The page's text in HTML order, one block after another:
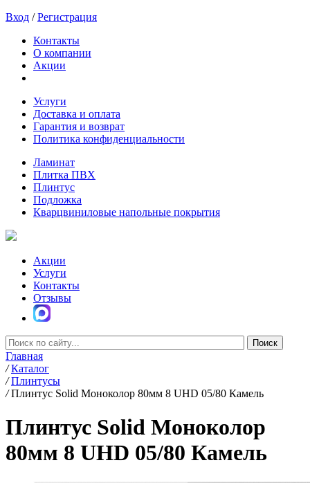
Вход /Регистрация
Контакты
О компании
Акции
Услуги
Доставка и оплата
Гарантия и возврат
Политика конфиденциальности
Ламинат
Плитка ПВХ
Плинтус
Подложка
Кварцвиниловые напольные покрытия
Акции
Услуги
Контакты
Отзывы
Главная
/ Каталог
/ Плинтусы
/ Плинтус Solid Моноколор 80мм 8 UHD 05/80 Камель
Плинтус Solid Моноколор
80мм 8 UHD 05/80 Камель